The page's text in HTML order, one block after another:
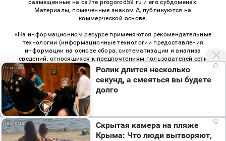
размещенные на сайте progorod59.ru и его субдоменах.
Материалы, помеченные знаком Δ, публикуются на
коммерческой основе.
«На информационном ресурсе применяются рекомендательные
технологии (информационные технологии предоставления
информации на основе сбора, систематизации и анализа
сведений, относящихся к предпочтениям пользователей сети
«Интернет», находящихся на территории Российской
Федерации)». Правила применения рекомендательных
технологий в виджетах рекламно-обменной сети«СМИ2» (PDF),
«Sparrow» (PDF)
© 2026 «Про Город Пермь» | Все права защищены
Возрастная категория сайта 16+
i
Ролик длится несколько
секунд, а смеяться вы будете
долго
i
Скрытая камера на пляже
Крыма: Что люди вытворяют,